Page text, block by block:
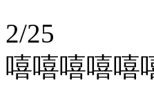
2/25
嘻嘻嘻嘻嘻